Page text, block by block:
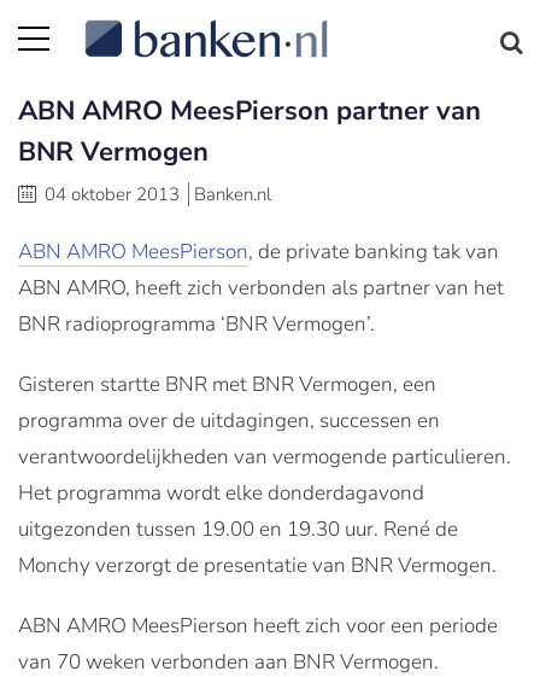
ABN AMRO MeesPierson partner van
BNR Vermogen
04 oktober 2013 Banken.nl
ABN AMRO MeesPierson, de private banking tak van
ABN AMRO, heeft zich verbonden als partner van het
BNR radioprogramma ‘BNR Vermogen’.
Gisteren startte BNR met BNR Vermogen, een
programma over de uitdagingen, successen en
verantwoordelijkheden van vermogende particulieren.
Het programma wordt elke donderdagavond
uitgezonden tussen 19.00 en 19.30 uur. René de
Monchy verzorgt de presentatie van BNR Vermogen.
ABN AMRO MeesPierson heeft zich voor een periode
van 70 weken verbonden aan BNR Vermogen.